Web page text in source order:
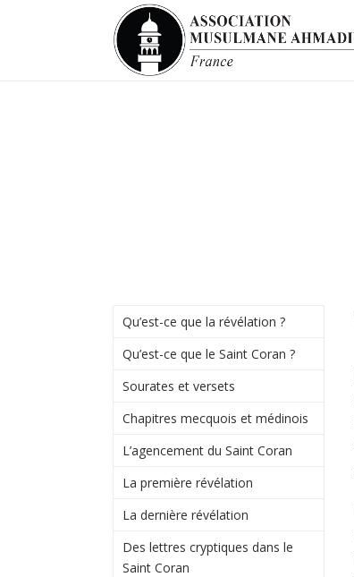
Qu’est-ce que la révélation ?
Qu’est-ce que le Saint Coran ?
Sourates et versets
Chapitres mecquois et médinois
L’agencement du Saint Coran
La première révélation
La dernière révélation
Des lettres cryptiques dans le
Saint Coran